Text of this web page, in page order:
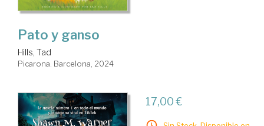
Pato y ganso
Hills, Tad
Picarona. Barcelona, 2024
17,00 €